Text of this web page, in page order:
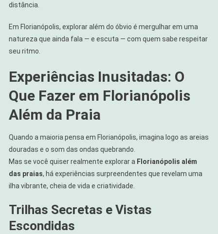
distância.
Em Florianópolis, explorar além do óbvio é mergulhar em uma
natureza que ainda fala — e escuta — com quem sabe respeitar
seu ritmo.
Experiências Inusitadas: O
Que Fazer em Florianópolis
Além da Praia
Quando a maioria pensa em Florianópolis, imagina logo as areias
douradas e o som das ondas quebrando.
Mas se você quiser realmente explorar a Florianópolis além
das praias, há experiências surpreendentes que revelam uma
ilha vibrante, cheia de vida e criatividade.
Trilhas Secretas e Vistas
Escondidas